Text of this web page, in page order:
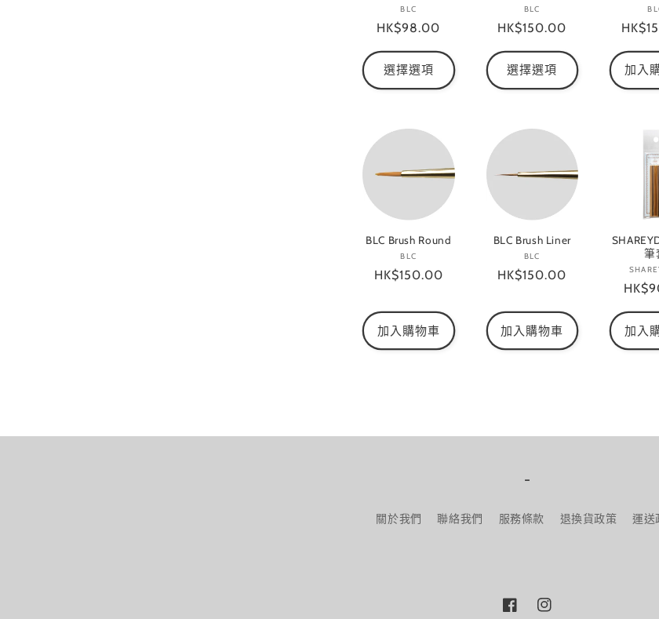
廠
商：
BLC
定
價
HK$98.00
選擇選項
廠
商：
BLC
定
價
HK$150.00
選擇選項
定
價
加入
BLC Brush Round
廠
商：
BLC
定
HK$150.00
加入購物車
BLC Brush Liner
廠
商：
BLC
定
HK$150.00
加入購物車
筆
定
價
加入
-
關於我們 聯絡我們 服務條款 退換貨政策 運送
FacebookInstagram